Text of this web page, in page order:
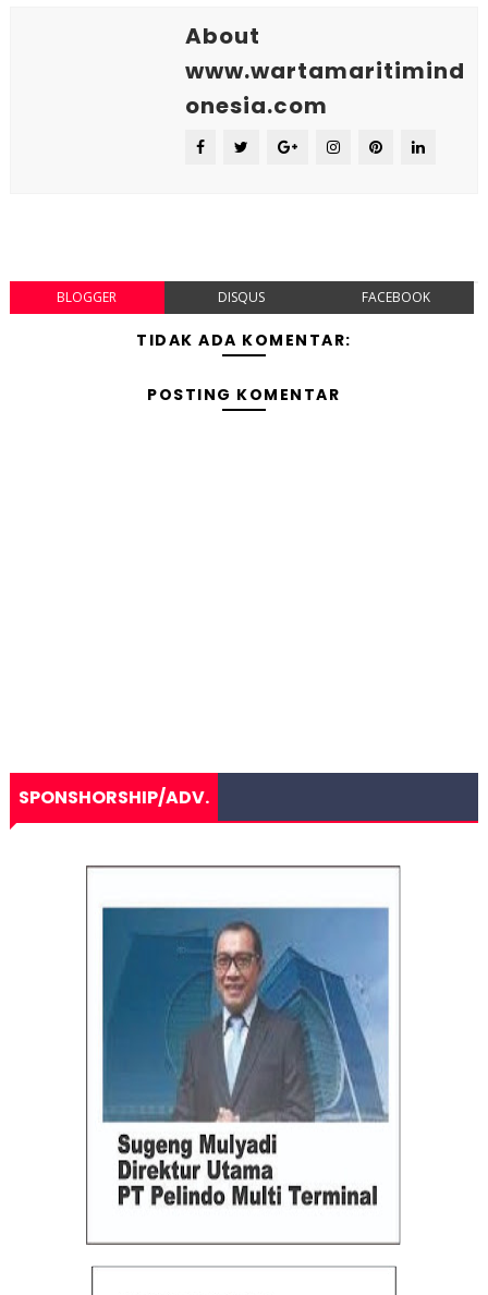
About
www.wartamaritimind
onesia.com
BLOGGER DISQUS FACEBOOK
TIDAK ADA KOMENTAR:
POSTING KOMENTAR
SPONSHORSHIP/ADV.